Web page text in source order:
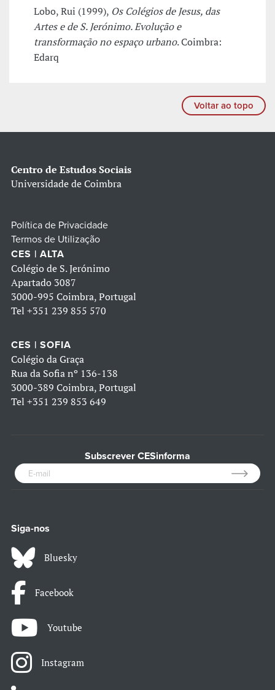
Lobo, Rui (1999), Os Colégios de Jesus, das
Artes e de S. Jerónimo. Evolução e
transformação no espaço urbano. Coimbra:
Edarq
Voltar ao topo
Centro de Estudos Sociais
Universidade de Coimbra
Política de Privacidade
Termos de Utilização
CES | ALTA
Colégio de S. Jerónimo
Apartado 3087
3000-995 Coimbra, Portugal
Tel +351 239 855 570
CES | SOFIA
Colégio da Graça
Rua da Sofia nº 136-138
3000-389 Coimbra, Portugal
Tel +351 239 853 649
Subscrever CESinforma
Siga-nos
Bluesky
Facebook
Youtube
Instagram